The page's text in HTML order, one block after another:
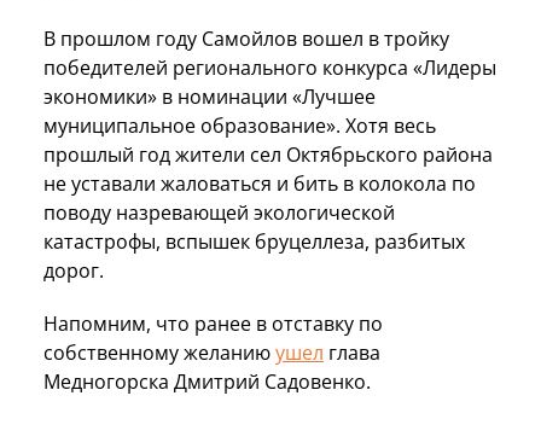
В прошлом году Самойлов вошел в тройку
победителей регионального конкурса «Лидеры
экономики» в номинации «Лучшее
муниципальное образование». Хотя весь
прошлый год жители сел Октябрьского района
не уставали жаловаться и бить в колокола по
поводу назревающей экологической
катастрофы, вспышек бруцеллеза, разбитых
дорог.
Напомним, что ранее в отставку по
собственному желаниюушел глава
Медногорска Дмитрий Садовенко.